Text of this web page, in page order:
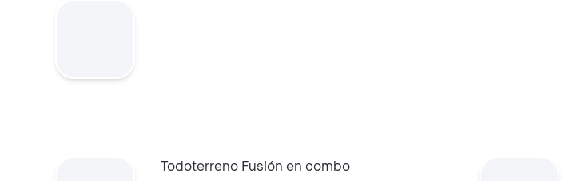
Todoterreno Fusión en combo